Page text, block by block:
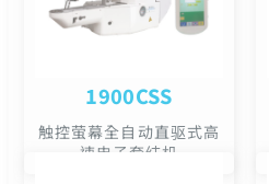
1900CSS
触控萤幕全自动直驱式高
速电子套结机